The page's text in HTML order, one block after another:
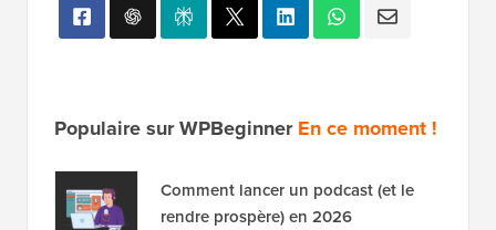
Populaire sur WPBeginnerEn ce moment !
Comment lancer un podcast (et le
rendre prospère) en 2026